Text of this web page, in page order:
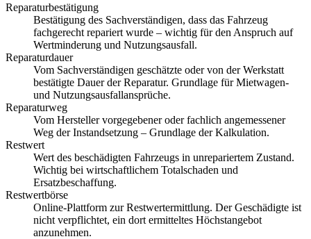
Reparaturbestätigung
Bestätigung des Sachverständigen, dass das Fahrzeug
fachgerecht repariert wurde – wichtig für den Anspruch auf
Wertminderung und Nutzungsausfall.
Reparaturdauer
Vom Sachverständigen geschätzte oder von der Werkstatt
bestätigte Dauer der Reparatur. Grundlage für Mietwagen-
und Nutzungsausfallansprüche.
Reparaturweg
Vom Hersteller vorgegebener oder fachlich angemessener
Weg der Instandsetzung – Grundlage der Kalkulation.
Restwert
Wert des beschädigten Fahrzeugs in unrepariertem Zustand.
Wichtig bei wirtschaftlichem Totalschaden und
Ersatzbeschaffung.
Restwertbörse
Online-Plattform zur Restwertermittlung. Der Geschädigte ist
nicht verpflichtet, ein dort ermitteltes Höchstangebot
anzunehmen.